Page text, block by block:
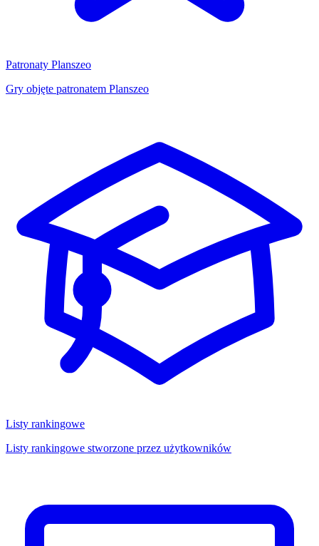
Patronaty Planszeo
Gry objęte patronatem Planszeo
Listy rankingowe
Listy rankingowe stworzone przez użytkowników